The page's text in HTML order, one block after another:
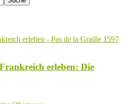
erleben: Die